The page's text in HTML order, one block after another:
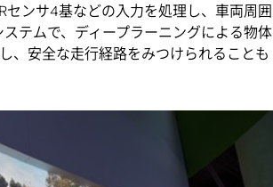
センサ4基などの入力を処理し、車両周囲
テムで、ディープラーニングによる物体
、安全な走行経路をみつけられることも